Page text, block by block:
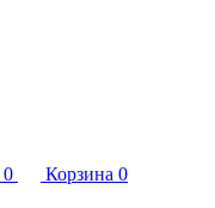
0 Корзина 0